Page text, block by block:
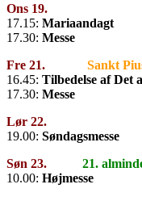
Ons 19.
17.15: Mariaandagt
17.30: Messe
Fre 21.
Sankt
16.45: Tilbedelse af Det
17.30: Messe
Lør 22.
19.00: Søndagsmesse
Søn 23.
21.
10.00: Højmesse